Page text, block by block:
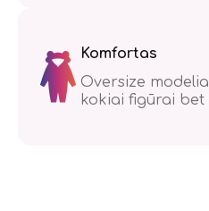
Komfortas
Oversize
kokiai figūrai bet